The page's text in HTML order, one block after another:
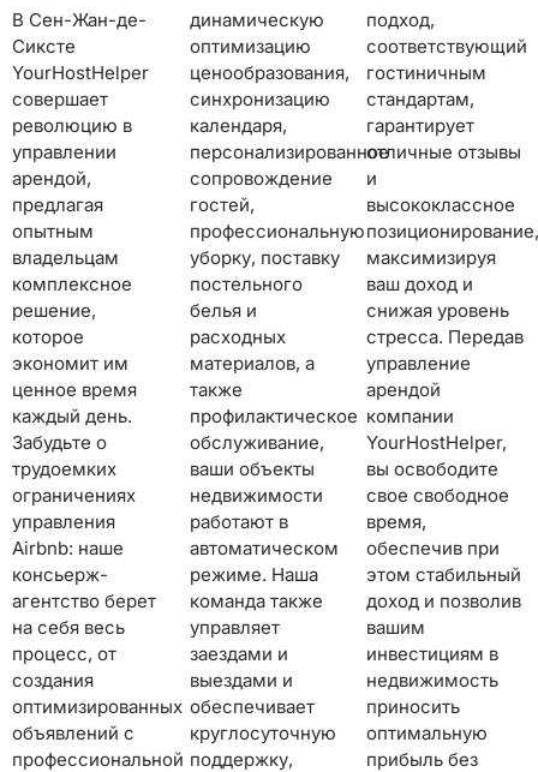
В Сен-Жан-де-
Сиксте
YourHostHelper
совершает
революцию в
управлении
арендой,
предлагая
опытным
владельцам
комплексное
решение,
которое
экономит им
ценное время
каждый день.
Забудьте о
трудоемких
ограничениях
управления
Airbnb: наше
консьерж-
агентство берет
на себя весь
процесс, от
создания
оптимизированных
объявлений с
профессиональной
динамическую
оптимизацию
ценообразования,
синхронизацию
календаря,
персонализированное
сопровождение
гостей,
профессиональную
уборку, поставку
постельного
белья и
расходных
материалов, а
также
профилактическое
обслуживание,
ваши объекты
недвижимости
работают в
автоматическом
режиме. Наша
команда также
управляет
заездами и
выездами и
обеспечивает
круглосуточную
поддержку,
подход,
соответствующий
гостиничным
стандартам,
гарантирует
отличные отзывы
и
высококлассное
позиционирование,
максимизируя
ваш доход и
снижая уровень
стресса. Передав
управление
арендой
компании
YourHostHelper,
вы освободите
свое свободное
время,
обеспечив при
этом стабильный
доход и позволив
вашим
инвестициям в
недвижимость
приносить
оптимальную
прибыль без